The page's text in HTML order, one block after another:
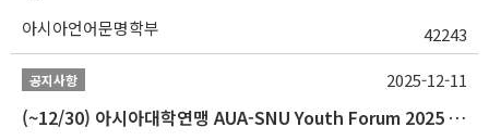
아시아언어문명학부 42243
공지사항
(~12/30) 아시아대학연맹 AUA-SNU Youth Forum 2025 참가자 선발 안내
2025-12-11